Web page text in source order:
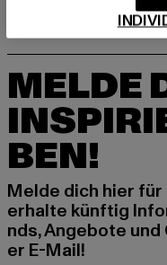
MELDE
BEN!
Melde dich hier
erhalte künftig
nds, Angebote
er E-Mail!